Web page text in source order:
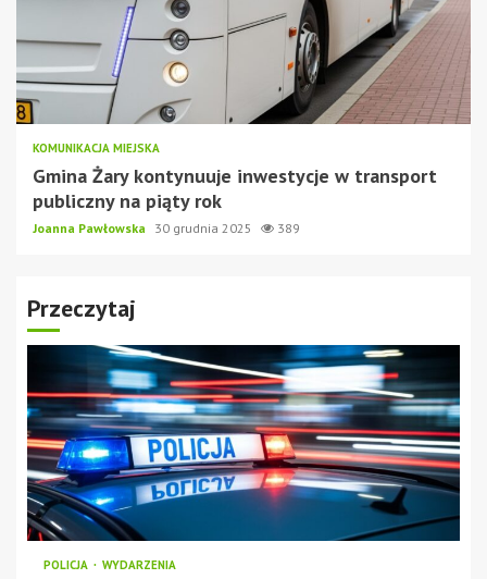
KOMUNIKACJA MIEJSKA
Gmina Żary kontynuuje inwestycje w transport
publiczny na piąty rok
Joanna Pawłowska 30 grudnia 2025 389
Przeczytaj
POLICJA WYDARZENIA